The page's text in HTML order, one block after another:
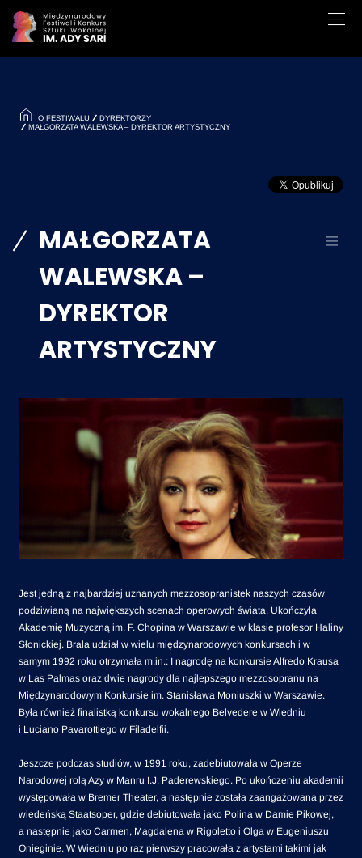
O FESTIWALU
DYREKTORZY
MAŁGORZATA WALEWSKA – DYREKTOR ARTYSTYCZNY
MAŁGORZATA
WALEWSKA –
DYREKTOR
ARTYSTYCZNY
Jest jedną z najbardziej uznanych mezzosopranistek naszych czasów
podziwianą na największych scenach operowych świata. Ukończyła
Akademię Muzyczną im. F. Chopina w Warszawie w klasie profesor Haliny
Słonickiej. Brała udział w wielu międzynarodowych konkursach i w
samym 1992 roku otrzymała m.in.: I nagrodę na konkursie Alfredo Krausa
w Las Palmas oraz dwie nagrody dla najlepszego mezzosopranu na
Międzynarodowym Konkursie im. Stanisława Moniuszki w Warszawie.
Była również finalistką konkursu wokalnego Belvedere w Wiedniu
i Luciano Pavarottiego w Filadelfii.
Jeszcze podczas studiów, w 1991 roku, zadebiutowała w Operze
Narodowej rolą Azy w Manru I.J. Paderewskiego. Po ukończeniu akademii
występowała w Bremer Theater, a następnie została zaangażowana przez
wiedeńską Staatsoper, gdzie debiutowała jako Polina w Damie Pikowej,
a następnie jako Carmen, Magdalena w Rigoletto i Olga w Eugeniuszu
Onieginie. W Wiedniu po raz pierwszy pracowała z artystami takimi jak